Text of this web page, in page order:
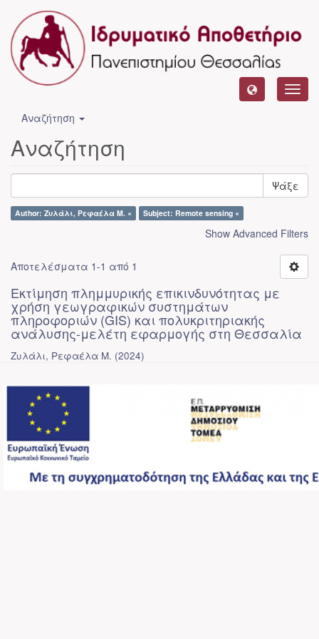
Αναζήτηση
Αναζήτηση
Ψάξε
Author: Ζυλάλι, Ρεφαέλα Μ. × Subject: Remote sensing ×
Show Advanced Filters
Αποτελέσματα 1-1 από 1
Εκτίμηση πλημμυρικής επικινδυνότητας με
χρήση γεωγραφικών συστημάτων
πληροφοριών (GIS) και πολυκριτηριακής
ανάλυσης-μελέτη εφαρμογής στη Θεσσαλία
Ζυλάλι, Ρεφαέλα Μ. (2024)